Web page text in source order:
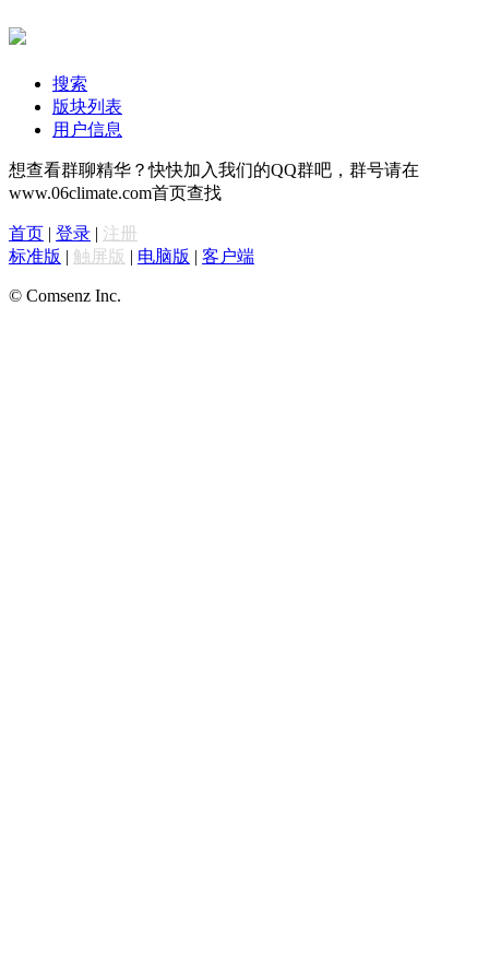
搜索
版块列表
用户信息
想查看群聊精华？快快加入我们的QQ群吧，群号请在
www.06climate.com首页查找
首页 | 登录 | 注册
标准版 | 触屏版 | 电脑版 | 客户端
© Comsenz Inc.